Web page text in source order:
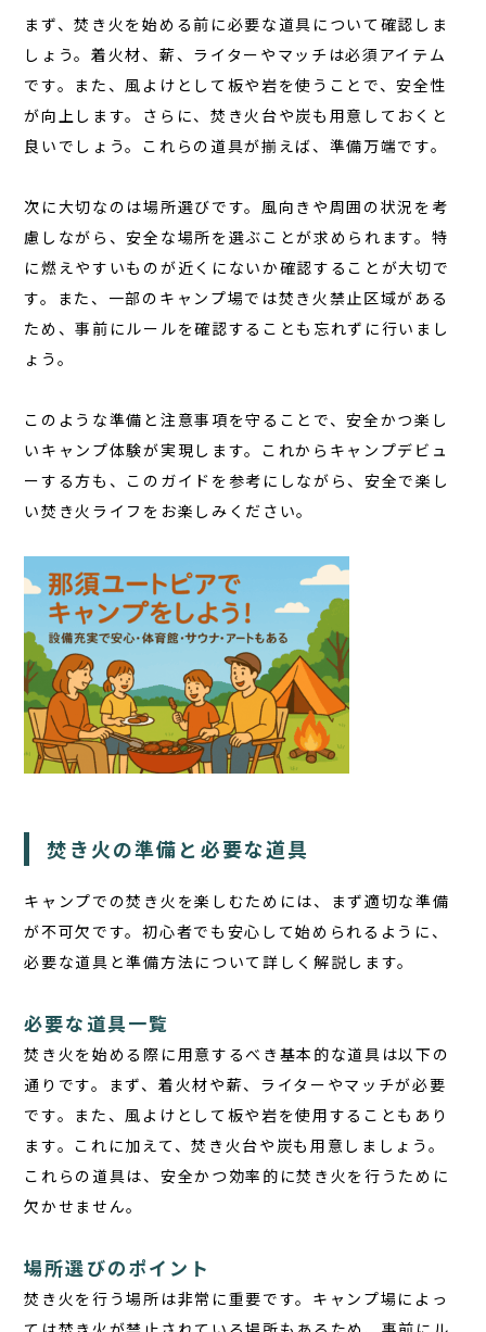
JA
EN
0287-73-5333 （9:30～20:00）
宿泊予約 サウナ予約
まず、焚き火を始める前に必要な道具について確認しま
しょう。着火材、薪、ライターやマッチは必須アイテム
です。また、風よけとして板や岩を使うことで、安全性
が向上します。さらに、焚き火台や炭も用意しておくと
良いでしょう。これらの道具が揃えば、準備万端です。
次に大切なのは場所選びです。風向きや周囲の状況を考
慮しながら、安全な場所を選ぶことが求められます。特
に燃えやすいものが近くにないか確認することが大切で
す。また、一部のキャンプ場では焚き火禁止区域がある
ため、事前にルールを確認することも忘れずに行いまし
ょう。
このような準備と注意事項を守ることで、安全かつ楽し
いキャンプ体験が実現します。これからキャンプデビュ
ーする方も、このガイドを参考にしながら、安全で楽し
い焚き火ライフをお楽しみください。
焚き火の準備と必要な道具
キャンプでの焚き火を楽しむためには、まず適切な準備
が不可欠です。初心者でも安心して始められるように、
必要な道具と準備方法について詳しく解説します。
必要な道具一覧
焚き火を始める際に用意するべき基本的な道具は以下の
通りです。まず、着火材や薪、ライターやマッチが必要
です。また、風よけとして板や岩を使用することもあり
ます。これに加えて、焚き火台や炭も用意しましょう。
これらの道具は、安全かつ効率的に焚き火を行うために
欠かせません。
場所選びのポイント
焚き火を行う場所は非常に重要です。キャンプ場によっ